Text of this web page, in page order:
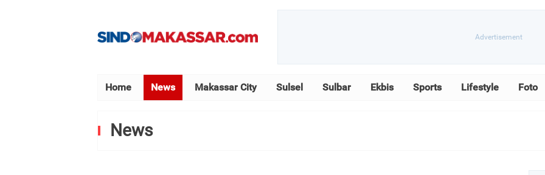
Home News Makassar City Sulsel Sulbar Ekbis Sports Lifestyle Foto
News